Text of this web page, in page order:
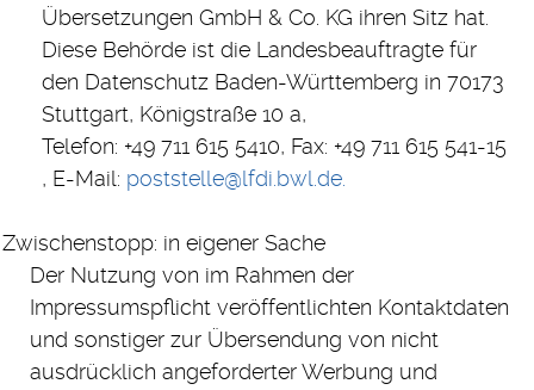
Übersetzungen GmbH & Co. KG ihren Sitz hat.
Diese Behörde ist die Landesbeauftragte für
den Datenschutz Baden-Württemberg in 70173
Stuttgart, Königstraße 10 a,
Telefon: +49 711 615 5410, Fax: +49 711 615 541-15
, E-Mail: poststelle@lfdi.bwl.de.
Zwischenstopp: in eigener Sache
Der Nutzung von im Rahmen der
Impressumspflicht veröffentlichten Kontaktdaten
und sonstiger zur Übersendung von nicht
ausdrücklich angeforderter Werbung und